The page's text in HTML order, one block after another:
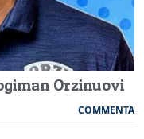
Orzinuovi
COMMENTA